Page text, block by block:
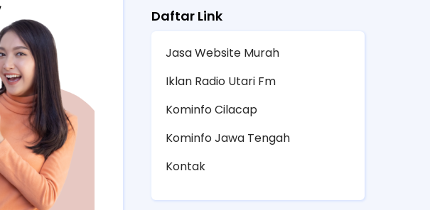
Daftar Link
Jasa Website Murah
Iklan Radio Utari Fm
Kominfo Cilacap
Kominfo Jawa Tengah
Kontak